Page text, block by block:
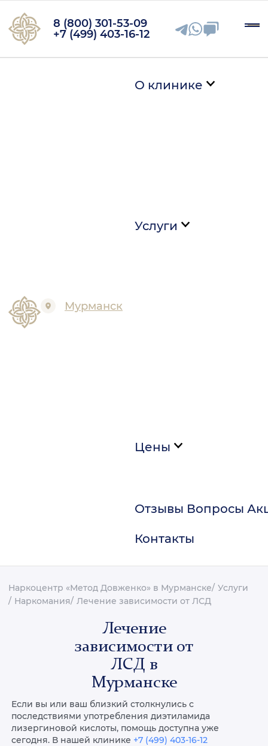
8 (800) 301-53-09
+7 (499) 403-16-12
Мурманск
О клинике
Услуги
Цены
Отзывы Вопросы
Контакты
Наркоцентр «Метод Довженко» в Мурманске
Услуги
Наркомания
Лечение зависимости от ЛСД
Лечение
зависимости от
ЛСД в
Мурманске
Если вы или ваш близкий столкнулись с
последствиями употребления диэтиламида
лизергиновой кислоты, помощь доступна уже
сегодня. В нашей клинике +7 (499) 403-16-12